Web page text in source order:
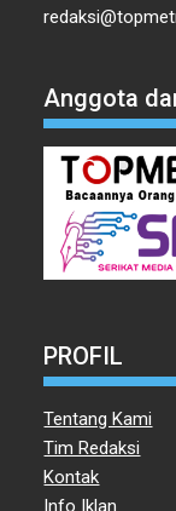
Anggota
PROFIL
Tentang Kami
Tim Redaksi
Kontak
Info Iklan